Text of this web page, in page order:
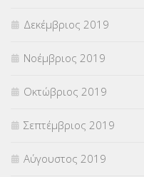
Δεκέμβριος 2019
Νοέμβριος 2019
Οκτώβριος 2019
Σεπτέμβριος 2019
Αύγουστος 2019